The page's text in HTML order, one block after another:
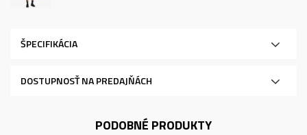
ŠPECIFIKÁCIA
DOSTUPNOSŤ NA PREDAJŇÁCH
PODOBNÉ PRODUKTY